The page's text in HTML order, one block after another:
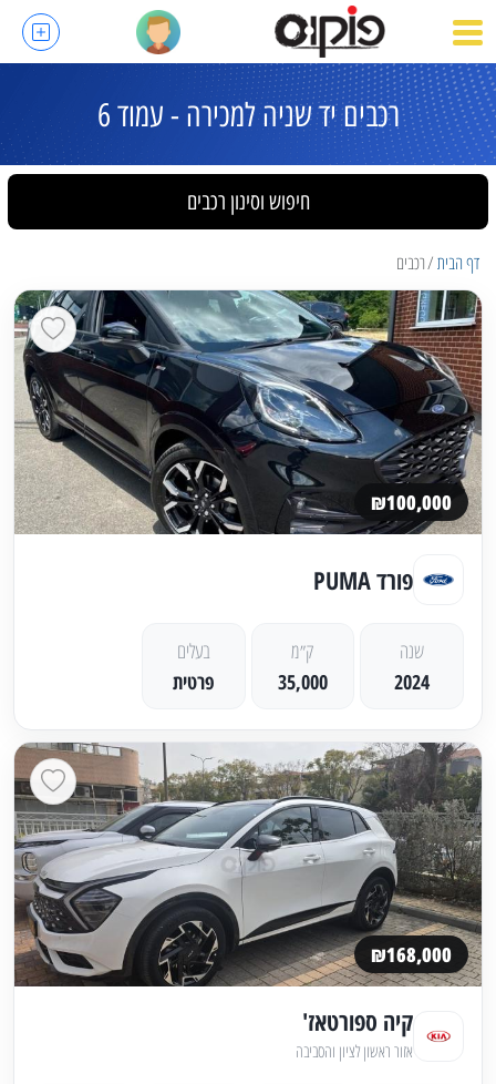
רכבים יד שניה למכירה - עמוד 6
חיפוש וסינון רכבים
דף הבית רכבים
₪100,000
פורד PUMA
שנה
2024
ק״מ
35,000
בעלים
פרטית
₪168,000
קיה ספורטאז'
אזור ראשון לציון והסביבה